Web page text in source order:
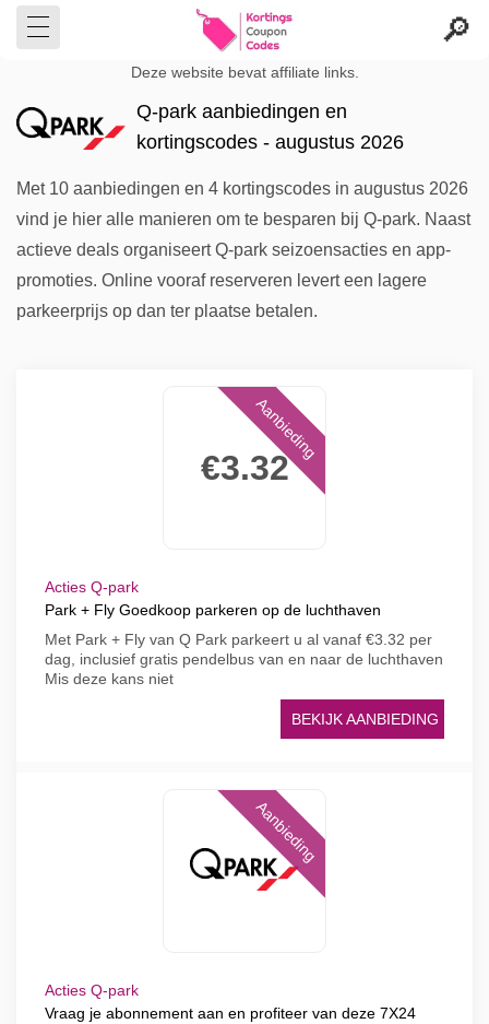
Deze website bevat affiliate links.
Q-park aanbiedingen en
kortingscodes - augustus 2026
Met 10 aanbiedingen en 4 kortingscodes in augustus 2026
vind je hier alle manieren om te besparen bij Q-park. Naast
actieve deals organiseert Q-park seizoensacties en app-
promoties. Online vooraf reserveren levert een lagere
parkeerprijs op dan ter plaatse betalen.
€3.32
Aanbieding
Acties Q-park
Park + Fly Goedkoop parkeren op de luchthaven
Met Park + Fly van Q Park parkeert u al vanaf €3.32 per
dag, inclusief gratis pendelbus van en naar de luchthaven
Mis deze kans niet
BEKIJK AANBIEDING
Aanbieding
Acties Q-park
Vraag je abonnement aan en profiteer van deze 7X24